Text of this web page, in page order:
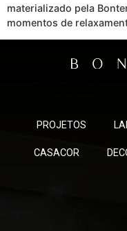
materializado pela
momentos de
PROJETOS
CASACOR